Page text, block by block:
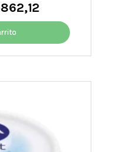
precio
es:
$45862,12.